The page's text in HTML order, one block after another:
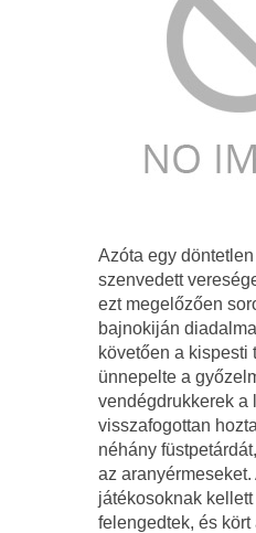
Azóta egy
szenvedett
ezt megelőzően
bajnokiján
követően a kispesti
ünnepelte a
vendégdrukkerek a
visszafogottan
néhány
az aranyérmeseket.
játékosoknak
felengedtek, és kört